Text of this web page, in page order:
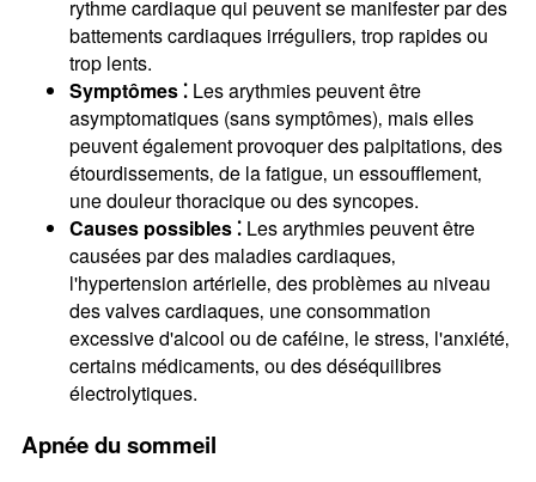
rythme cardiaque qui peuvent se manifester par des
battements cardiaques irréguliers‚ trop rapides ou
trop lents.
Symptômes ⁚Les arythmies peuvent être
asymptomatiques (sans symptômes)‚ mais elles
peuvent également provoquer des palpitations‚ des
étourdissements‚ de la fatigue‚ un essoufflement‚
une douleur thoracique ou des syncopes.
Causes possibles ⁚Les arythmies peuvent être
causées par des maladies cardiaques‚
l'hypertension artérielle‚ des problèmes au niveau
des valves cardiaques‚ une consommation
excessive d'alcool ou de caféine‚ le stress‚ l'anxiété‚
certains médicaments‚ ou des déséquilibres
électrolytiques.
Apnée du sommeil